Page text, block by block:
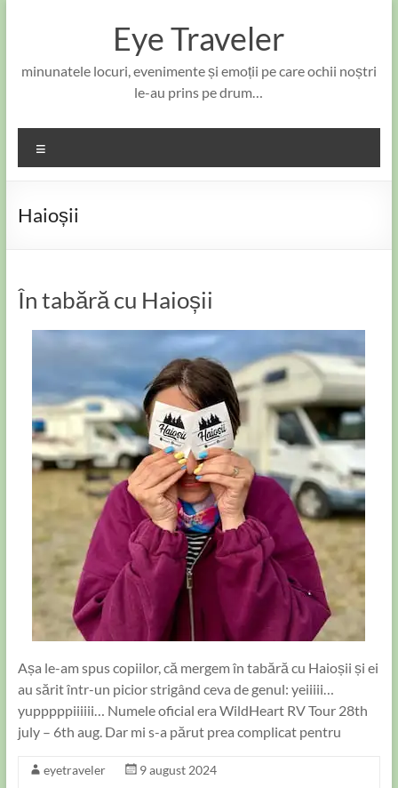
Eye Traveler
minunatele locuri, evenimente și emoții pe care ochii noștri
le-au prins pe drum…
Haioșii
În tabără cu Haioșii
Așa le-am spus copiilor, că mergem în tabără cu Haioșii și ei
au sărit într-un picior strigând ceva de genul: yeiiiii…
yupppppiiiiii… Numele oficial era WildHeart RV Tour 28th
july – 6th aug. Dar mi s-a părut prea complicat pentru
eyetraveler
9 august 2024